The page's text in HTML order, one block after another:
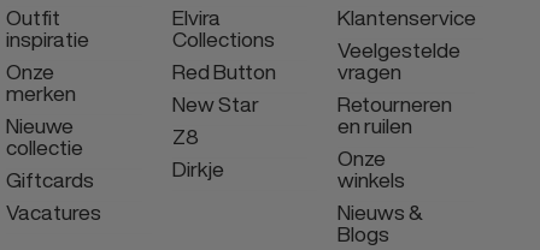
Outfit
inspiratie
Onze
merken
Nieuwe
collectie
Giftcards
Vacatures
Elvira
Collections
Red Button
New Star
Z8
Dirkje
Klantenservice
Veelgestelde
vragen
Retourneren
en ruilen
Onze
winkels
Nieuws &
Blogs